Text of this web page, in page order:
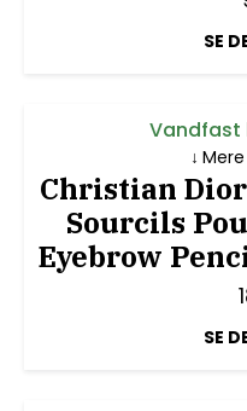
SE
Vandfast
Christian
Sourcils
Eyebrow
SE